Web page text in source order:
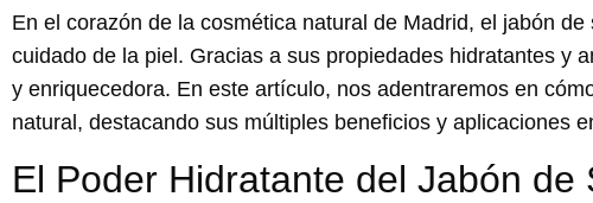
En el corazón de la cosmética natural de Madrid, el jabón de
cuidado de la piel. Gracias a sus propiedades hidratantes y
y enriquecedora. En este artículo, nos adentraremos en
natural, destacando sus múltiples beneficios y aplicaciones
El Poder Hidratante del Jabón de